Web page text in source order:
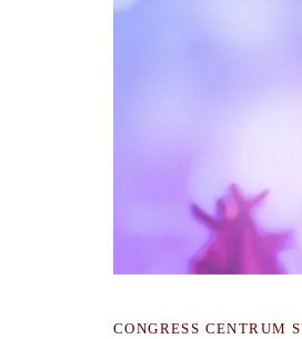
CONGRESS CENTRUM